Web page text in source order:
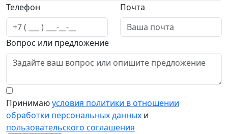
Телефон Почта
Вопрос или предложение
Принимаюусловия политики в отношении
обработки персональных данных и
пользовательского соглашения